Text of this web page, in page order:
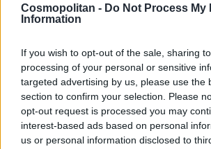
Cosmopolitan - Do Not Process My
Information
If you wish to opt-out of the sale, sharing
processing of your personal or sensitive
targeted advertising by us, please use the
section to confirm your selection. Please
opt-out request is processed you may
interest-based ads based on personal
us or personal information disclosed to
24 ur na dan deluje ogromen,
dekleta so v okviru projekta Hud
najbolj skrite kotičkeUKC Ljubljana
podzemne točke pa vse do vrha
reševalni helikopterji!
Pripravile so fascinanten sprehod